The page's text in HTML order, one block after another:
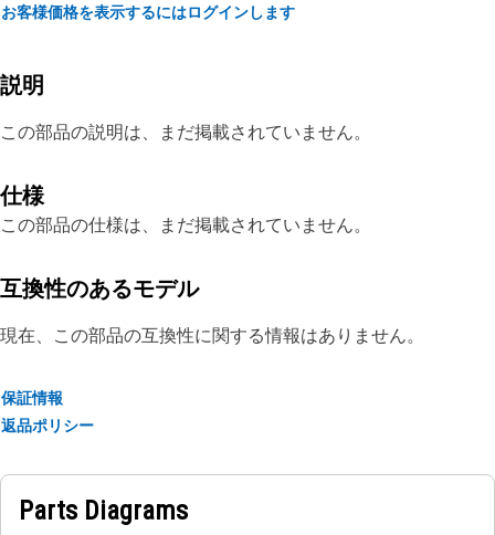
お客様価格を表示するにはログインします
説明
この部品の説明は、まだ掲載されていません。
仕様
この部品の仕様は、まだ掲載されていません。
互換性のあるモデル
現在、この部品の互換性に関する情報はありません。
保証情報
返品ポリシー
Parts Diagrams